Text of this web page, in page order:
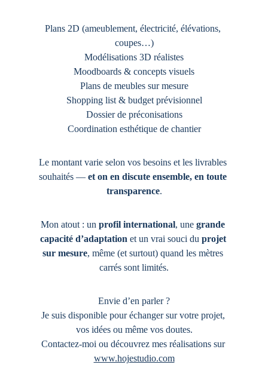
Plans 2D (ameublement, électricité, élévations,
coupes…)
Modélisations 3D réalistes
Moodboards & concepts visuels
Plans de meubles sur mesure
Shopping list & budget prévisionnel
Dossier de préconisations
Coordination esthétique de chantier
Le montant varie selon vos besoins et les livrables
souhaités — et on en discute ensemble, en toute
transparence.
Mon atout : un profil international, une grande
capacité d’adaptation et un vrai souci du projet
sur mesure, même (et surtout) quand les mètres
carrés sont limités.
Envie d’en parler ?
Je suis disponible pour échanger sur votre projet,
vos idées ou même vos doutes.
Contactez-moi ou découvrez mes réalisations sur
www.hojestudio.com